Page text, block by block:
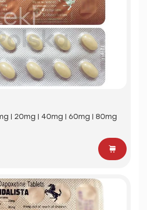
| 20mg | 40mg | 60mg | 80mg